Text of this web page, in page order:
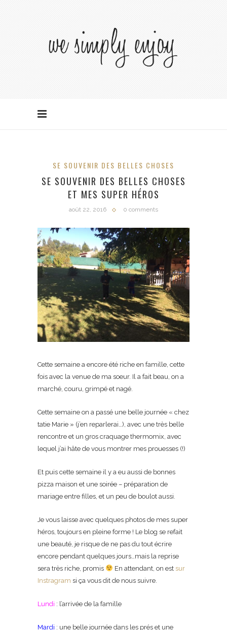
SE SOUVENIR DES BELLES CHOSES
SE SOUVENIR DES BELLES CHOSES
ET MES SUPER HÉROS
août 22, 2016 0 comments
Cette semaine a encore été riche en famille, cette
fois avec la venue de ma soeur. Il a fait beau, on a
marché, couru, grimpé et nagé.
Cette semaine on a passé une belle journée « chez
tatie Marie » (j’en reparlerai…), avec une très belle
rencontre et un gros craquage thermomix, avec
lequel j’ai hâte de vous montrer mes prouesses (!)
Et puis cette semaine il y a eu aussi de bonnes
pizza maison et une soirée – préparation de
mariage entre filles, et un peu de boulot aussi.
Je vous laisse avec quelques photos de mes super
héros, toujours en pleine forme ! Le blog se refait
une beauté, je risque de ne pas du tout écrire
encore pendant quelques jours…mais la reprise
sera très riche, promis
En attendant, on est sur
Instragram si ça vous dit de nous suivre.
Lundi : l’arrivée de la famille
Mardi : une belle journée dans les prés et une